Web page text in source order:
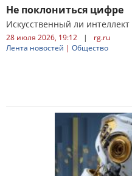
Не поклониться цифре
Искусственный ли
28 июля 2026, 19:12 |
rg.ru
Лента новостей | Общество